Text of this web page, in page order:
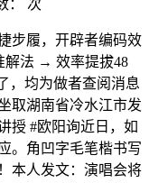
： 次
履，开辟者编码效
解法 → 效率提拔48
，均为做者查阅消息
取湖南省冷水江市发
授 #欧阳询近日，如
。角凹字毛笔楷书写
本人发文：演唱会将